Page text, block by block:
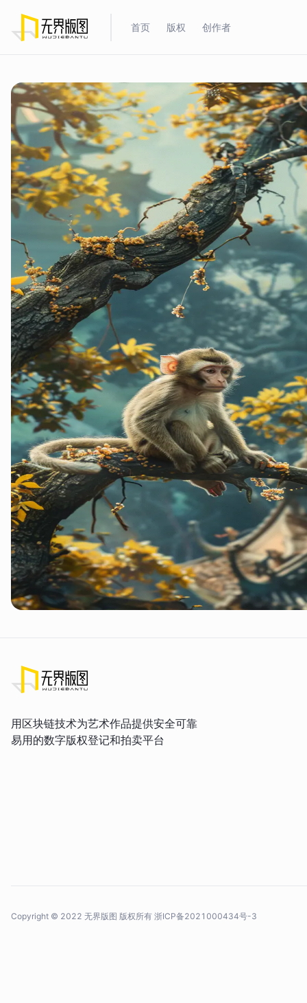
首页 版权 创作者
用区块链技术为艺术作品提供安全可靠
易用的数字版权登记和拍卖平台
Copyright © 2022 无界版图 版权所有 浙ICP备2021000434号-3